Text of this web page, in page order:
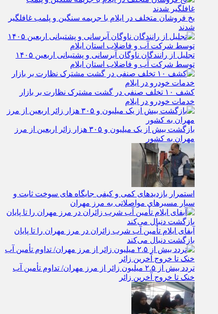
یخ‌ فروشان متخلف در ایلام با جریمه سنگین و پلمب غافلگیر
شدند
تجلیل از رانندگان ناوگان آبرسانی و پشتیبانی اربعین ۱۴۰۵
توسط شرکت آب و فاضلاب استان ایلام
کشف ۱۰ تخلف صنفی در گشت مشترک نظارت بر بازار
خدمات خودرو در ایلام
بازگشت بیش از یک میلیون و ۳۰۵ هزار زائر اربعین از مرز
مهران به کشور
استمرار بازدیدهای کمی و کیفی جایگاه‌ های سوخت ثابت و
سیار مسیرهای مواصلاتی به مرز مهران
آبفای ایلام تأمین آب شرب زائران در مرز مهران را تا پایان
بازگشت دنبال می‌کند
تردد بیش از ۲.۵ میلیون زائر از مرز مهران/ تداوم تأمین آب
خنک تا خروج آخرین زائر